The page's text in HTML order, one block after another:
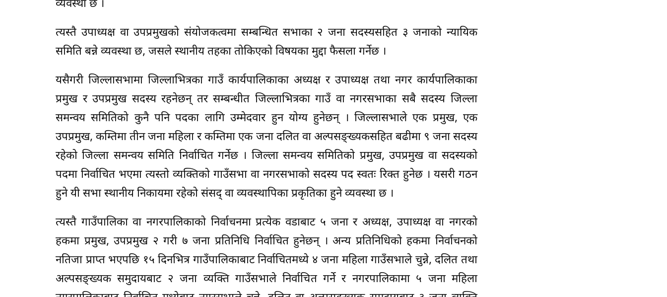
व्यवस्था छ ।
त्यस्तै उपाध्यक्ष वा उपप्रमुखको संयोजकत्वमा सम्बन्धित सभाका २ जना सदस्यसहित ३ जनाको न्यायिक
समिति बन्ने व्यवस्था छ, जसले स्थानीय तहका तोकिएको विषयका मुद्दा फैसला गर्नेछ ।
यसैगरी जिल्लासभामा जिल्लाभित्रका गाउँ कार्यपालिकाका अध्यक्ष र उपाध्यक्ष तथा नगर कार्यपालिकाका
प्रमुख र उपप्रमुख सदस्य रहनेछन् तर सम्बन्धीत जिल्लाभित्रका गाउँ वा नगरसभाका सबै सदस्य जिल्ला
समन्वय समितिको कुनै पनि पदका लागि उम्मेदवार हुन योग्य हुनेछन् । जिल्लासभाले एक प्रमुख, एक
उपप्रमुख, कम्तिमा तीन जना महिला र कम्तिमा एक जना दलित वा अल्पसङ्ख्यकसहित बढीमा ९ जना सदस्य
रहेको जिल्ला समन्वय समिति निर्वाचित गर्नेछ । जिल्ला समन्वय समितिको प्रमुख, उपप्रमुख वा सदस्यको
पदमा निर्वाचित भएमा त्यस्तो व्यक्तिको गाउँसभा वा नगरसभाको सदस्य पद स्वतः रिक्त हुनेछ । यसरी गठन
हुने यी सभा स्थानीय निकायमा रहेको संसद् वा व्यवस्थापिका प्रकृतिका हुने व्यवस्था छ ।
त्यस्तै गाउँपालिका वा नगरपालिकाको निर्वाचनमा प्रत्येक वडाबाट ५ जना र अध्यक्ष, उपाध्यक्ष वा नगरको
हकमा प्रमुख, उपप्रमुख २ गरी ७ जना प्रतिनिधि निर्वाचित हुनेछन् । अन्य प्रतिनिधिको हकमा निर्वाचनको
नतिजा प्राप्त भएपछि १५ दिनभित्र गाउँपालिकाबाट निर्वाचितमध्ये ४ जना महिला गाउँसभाले चुन्ने, दलित तथा
अल्पसङ्ख्यक समुदायबाट २ जना व्यक्ति गाउँसभाले निर्वाचित गर्ने र नगरपालिकामा ५ जना महिला